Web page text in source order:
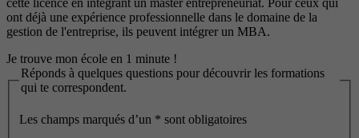
cette licence en intégrant un master entrepreneuriat. Pour ceux qui
ont déjà une expérience professionnelle dans le domaine de la
gestion de l'entreprise, ils peuvent intégrer un MBA.
Je trouve mon école en 1 minute !
Réponds à quelques questions pour découvrir les formations
qui te correspondent.
Les champs marqués d’un * sont obligatoires